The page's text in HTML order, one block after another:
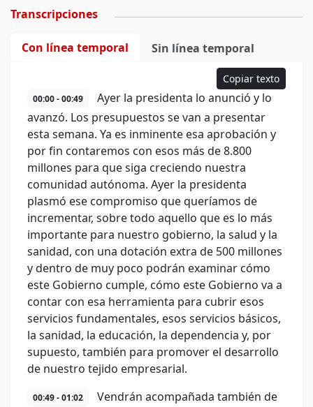
Transcripciones
Con línea temporal Sin línea temporal
Copiar texto
00:00 - 00:49
Ayer la presidenta lo anunció y lo
avanzó. Los presupuestos se van a presentar
esta semana. Ya es inminente esa aprobación y
por fin contaremos con esos más de 8.800
millones para que siga creciendo nuestra
comunidad autónoma. Ayer la presidenta
plasmó ese compromiso que queríamos de
incrementar, sobre todo aquello que es lo más
importante para nuestro gobierno, la salud y la
sanidad, con una dotación extra de 500 millones
y dentro de muy poco podrán examinar cómo
este Gobierno cumple, cómo este Gobierno va a
contar con esa herramienta para cubrir esos
servicios fundamentales, esos servicios básicos,
la sanidad, la educación, la dependencia y, por
supuesto, también para promover el desarrollo
de nuestro tejido empresarial.
00:49 - 01:02
Vendrán acompañada también de